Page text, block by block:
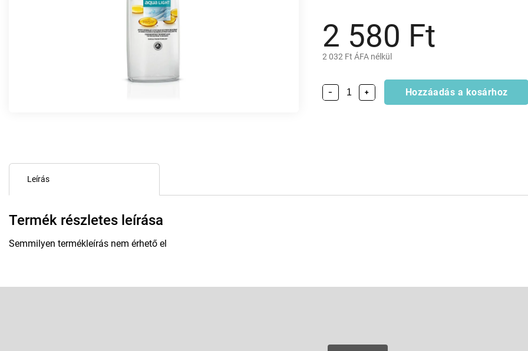
2 580 Ft
2 032 Ft ÁFA nélkül
+
− Hozzáadás a kosárhoz
Leírás
Termék részletes leírása
Semmilyen termékleírás nem érhető el